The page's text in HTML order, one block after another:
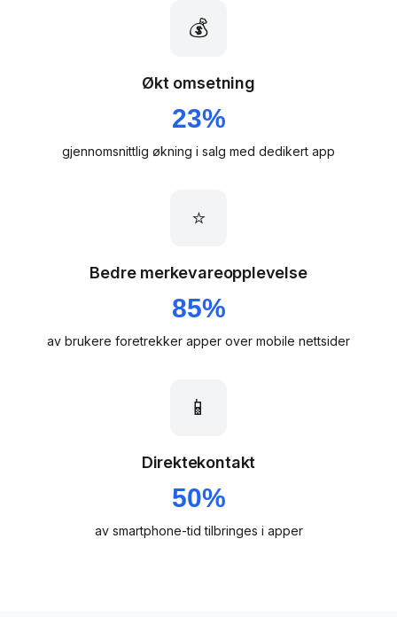
💰
Økt omsetning
23%
gjennomsnittlig økning i salg med dedikert app
⭐
Bedre merkevareopplevelse
85%
av brukere foretrekker apper over mobile nettsider
📱
Direktekontakt
50%
av smartphone-tid tilbringes i apper